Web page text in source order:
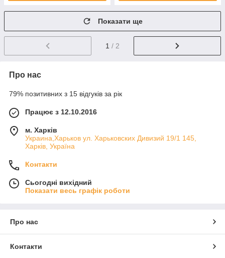
Показати ще
1 / 2
Про нас
79% позитивних з 15 відгуків за рік
Працює з 12.10.2016
м. Харків
Украина,Харьков ул. Харьковских Дивизий 19/1 145,
Харків, Україна
Контакти
Сьогодні вихідний
Показати весь графік роботи
Про нас
Контакти